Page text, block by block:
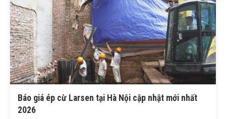
Báo giá ép cừ Larsen tại Hà Nội cập nhật mới nhất
2026